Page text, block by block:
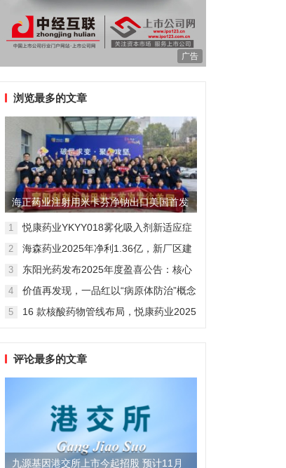
广告
浏览最多的文章
海正药业注射用米卡芬净钠出口美国首发
制剂全球化迈出关键一步
1
悦康药业YKYY018雾化吸入剂新适应症
感染防治
2
海森药业2025年净利1.36亿，新厂区建
3
东阳光药发布2025年度盈喜公告：核心
维度
4
价值再发现，一品红以“病原体防治”概念
5
16 款核酸药物管线布局，悦康药业2025
评论最多的文章
九源基因港交所上市今起招股 预计11月